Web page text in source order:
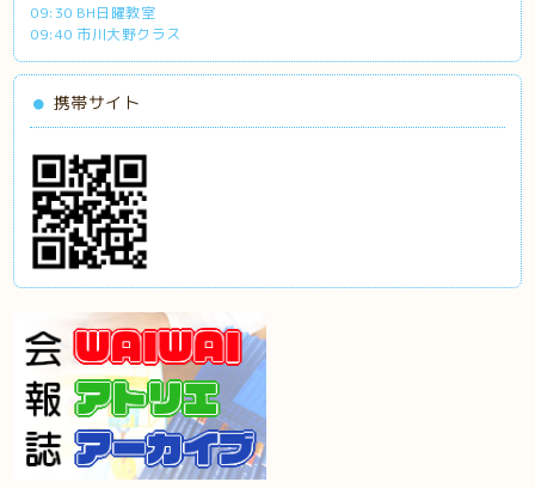
09:30 BH日曜教室
09:40 市川大野クラス
携帯サイト